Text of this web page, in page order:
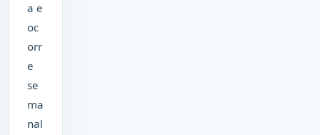
a e
oc
orr
e
se
ma
nal